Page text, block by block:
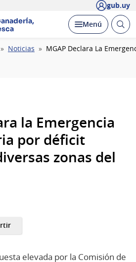
gub.uy
Desplegar
Menú Abrir
Noticias MGAP Declara La
la Emergencia
por déficit
zonas del
elevada por la Comisión de